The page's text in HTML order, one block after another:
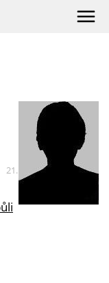
21.